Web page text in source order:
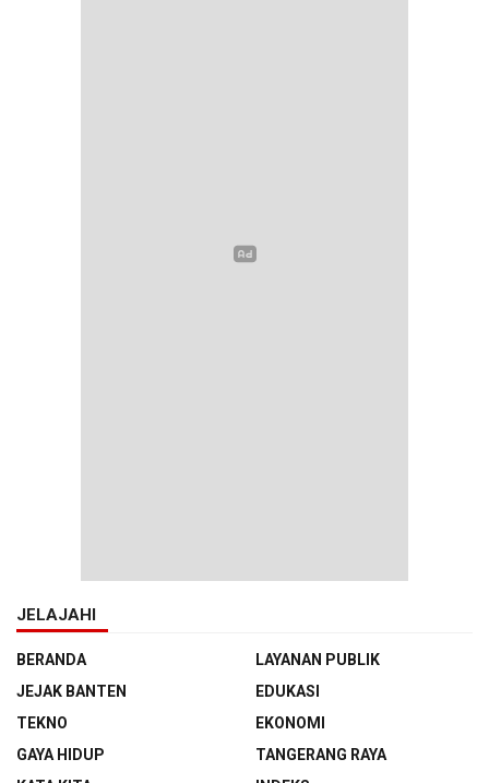
JELAJAHI
BERANDA
LAYANAN PUBLIK
JEJAK BANTEN
EDUKASI
TEKNO
EKONOMI
GAYA HIDUP
TANGERANG RAYA